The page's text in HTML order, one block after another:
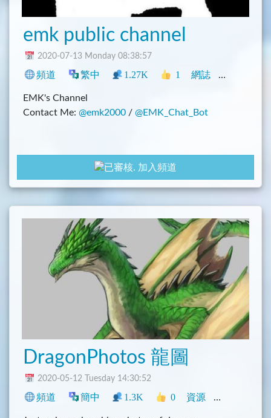
emk public channel
2020-07-13 Monday 08:38:57
頻道 繁中 1.27K 1 網誌 中文圈
EMK's Channel
Contact Me: @emk2000 / @EMK_Chat_Bot
加入頻道
DragonPhotos 龍圖
2020-05-12 Tuesday 14:30:52
頻道 簡中 1.3K 0 資源 中文圈